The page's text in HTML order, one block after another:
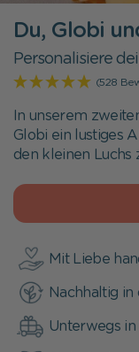
Du, Globi
Personalisiere
(528
In unserem
Globi ein lustiges
den kleinen Luchs
Mit Liebe
Nachhaltig
Unterwegs